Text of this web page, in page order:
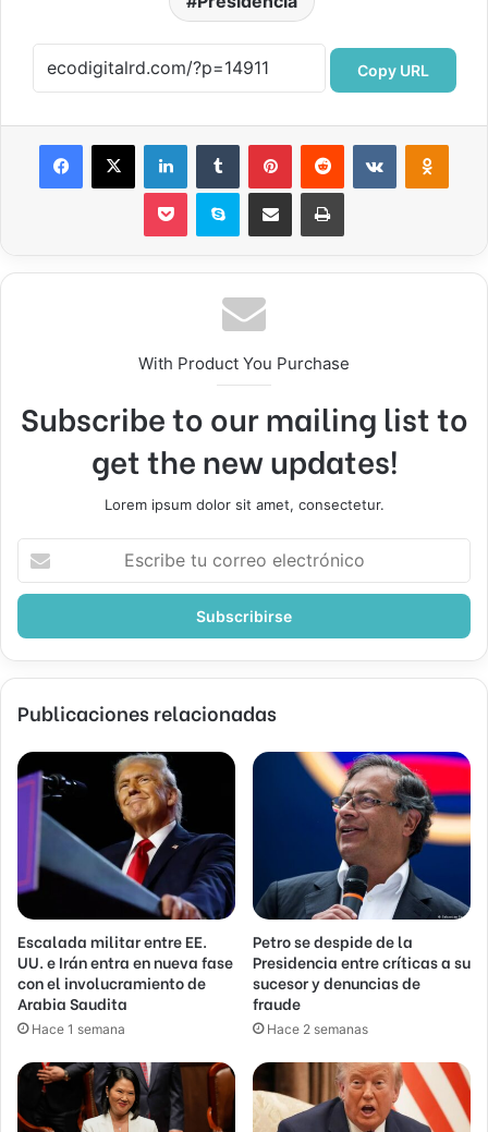
Copy URL
Facebook
X LinkedInTumblr PinterestReddit VKontakte
Pocket Skype Compartir por correo electrónicoImprimir
With Product You Purchase
Subscribe to our mailing list to
get the new updates!
Lorem ipsum dolor sit amet, consectetur.
correo
Publicaciones relacionadas
Escalada militar entre EE.
UU. e Irán entra en nueva fase
con el involucramiento de
Arabia Saudita
Hace 1 semana
Petro se despide de la
Presidencia entre críticas a su
sucesor y denuncias de
fraude
Hace 2 semanas